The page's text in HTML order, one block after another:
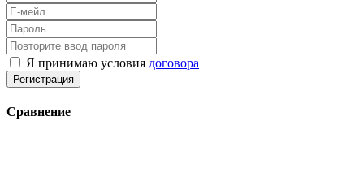
Я принимаю условия договора
Регистрация
Сравнение